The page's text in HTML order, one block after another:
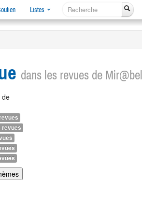
Listes
dans les revues de Mir@bel
de
revues